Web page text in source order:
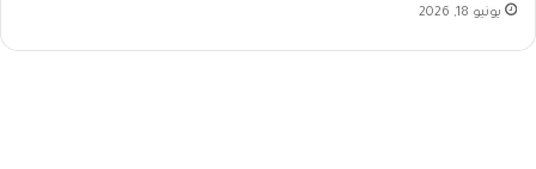
يونيو 18, 2026